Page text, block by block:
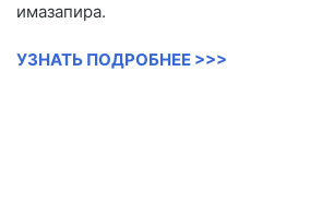
имазапира.
УЗНАТЬ ПОДРОБНЕЕ >>>